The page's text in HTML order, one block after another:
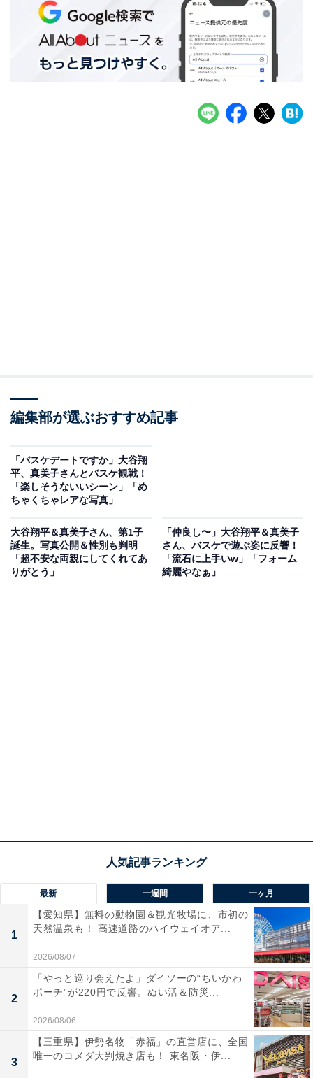
編集部が選ぶおすすめ記事
「バスケデートですか」大谷翔
平、真美子さんとバスケ観戦！
「楽しそうないいシーン」「め
ちゃくちゃレアな写真」
大谷翔平＆真美子さん、第1子
誕生。写真公開＆性別も判明
「超不安な両親にしてくれてあ
りがとう」
「仲良し〜」大谷翔平＆真美子
さん、バスケで遊ぶ姿に反響！
「流石に上手いw」「フォーム
綺麗やなぁ」
最新 一週間 一ヶ月
1
【愛知県】無料の動物園＆観光牧場に、市初の
天然温泉も！ 高速道路のハイウェイオア...
2026/08/07
2
「やっと巡り会えたよ」ダイソーの“ちいかわ
ポーチ”が220円で反響。ぬい活＆防災...
2026/08/06
3
【三重県】伊勢名物「赤福」の直営店に、全国
唯一のコメダ大判焼き店も！ 東名阪・伊...